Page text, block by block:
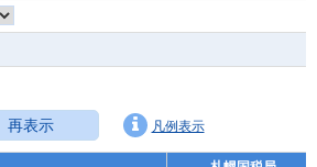
再表示 凡例表示